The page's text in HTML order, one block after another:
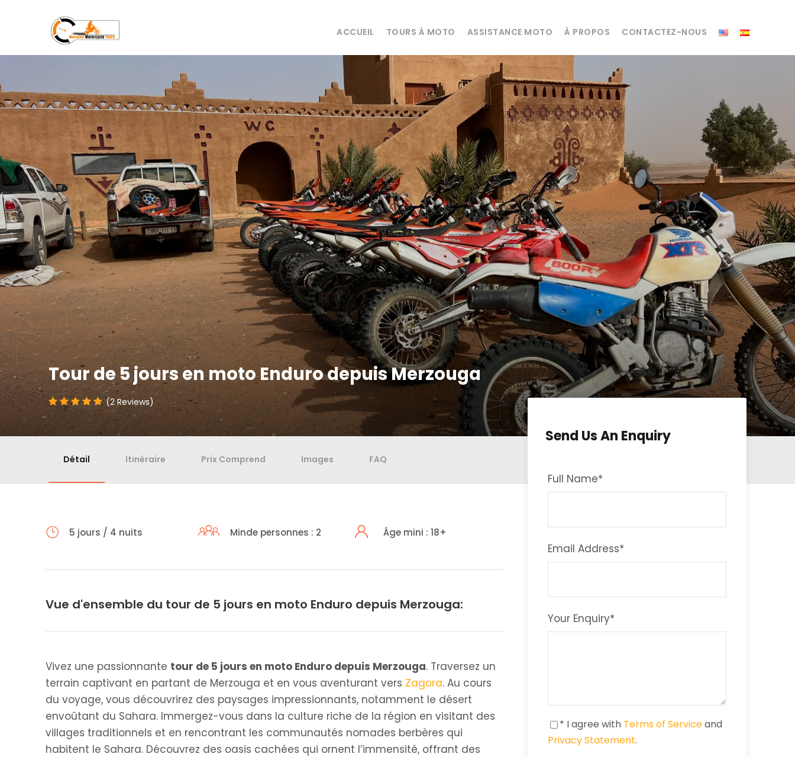
ACCUEIL TOURS À MOTO ASSISTANCE MOTO À PROPOS CONTACTEZ-NOUS
Tour de 5 jours en moto Enduro depuis Merzouga
(2 Reviews)
Send Us An Enquiry
Full Name*
Email Address*
Your Enquiry*
* I agree with Terms of Serviceand
Privacy Statement.
Détail Itinéraire Prix Comprend Images FAQ
5 jours / 4 nuits Minde personnes : 2 Âge mini : 18+
Vue d'ensemble du tour de 5 jours en moto Enduro depuis Merzouga:
Vivez une passionnante tour de 5 jours en moto Enduro depuis Merzouga. Traversez un
terrain captivant en partant de Merzouga et en vous aventurant vers Zagora. Au cours
du voyage, vous découvrirez des paysages impressionnants, notamment le désert
envoûtant du Sahara. Immergez-vous dans la culture riche de la région en visitant des
villages traditionnels et en rencontrant les communautés nomades berbères qui
habitent le Sahara. Découvrez des oasis cachées qui ornent l’immensité, offrant des